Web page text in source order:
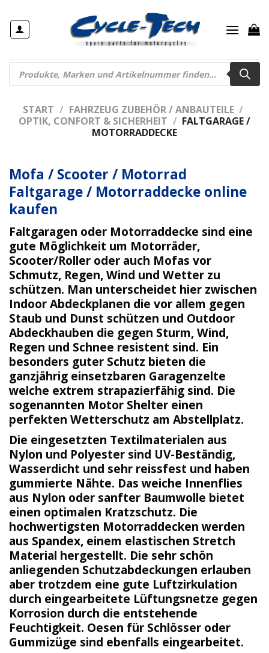
Inhalt
springen
Products
search
START / FAHRZEUG ZUBEHÖR / ANBAUTEILE /
OPTIK, CONFORT & SICHERHEIT / FALTGARAGE /
MOTORRADDECKE
Mofa / Scooter / Motorrad
Faltgarage / Motorraddecke online
kaufen
Faltgaragen oder Motorraddecke sind eine
gute Möglichkeit um Motorräder,
Scooter/Roller oder auch Mofas vor
Schmutz, Regen, Wind und Wetter zu
schützen. Man unterscheidet hier zwischen
IndoorAbdeckplanen die vor allem gegen
Staub und Dunst schützen und Outdoor
Abdeckhauben die gegen Sturm, Wind,
Regen und Schnee resistent sind. Ein
besonders guter Schutz bieten die
ganzjährig einsetzbaren Garagenzelte
welche extrem strapazierfähig sind. Die
sogenannten Motor Shelter einen
perfekten Wetterschutz am Abstellplatz.
Die eingesetzten Textilmaterialen aus
Nylon und Polyester sind UV-Beständig,
Wasserdicht und sehr reissfest und haben
gummierte Nähte. Das weiche Innenflies
aus Nylon oder sanfter Baumwolle bietet
einen optimalen Kratzschutz. Die
hochwertigsten Motorraddecken werden
aus Spandex, einem elastischen Stretch
Material hergestellt. Die sehr schön
anliegenden Schutzabdeckungen erlauben
aber trotzdem eine gute Luftzirkulation
durch eingearbeitete Lüftungsnetze gegen
Korrosion durch die entstehende
Feuchtigkeit. Oesen für Schlösser oder
Gummizüge sind ebenfalls eingearbeitet.